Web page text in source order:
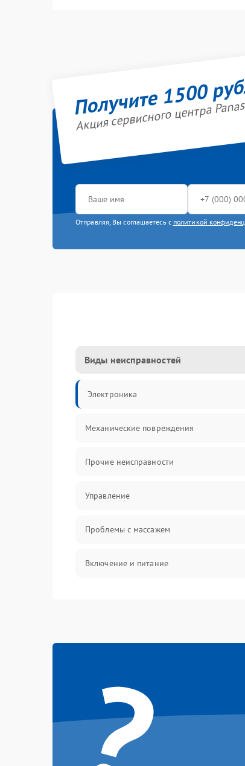
Получите 1500
Акция сервисного центра
Отправляя, Вы соглашаетесь с политикой
Виды неисправностей
Электроника
Механические повреждения
Прочие неисправности
Управление
Проблемы с массажем
Включение и питание